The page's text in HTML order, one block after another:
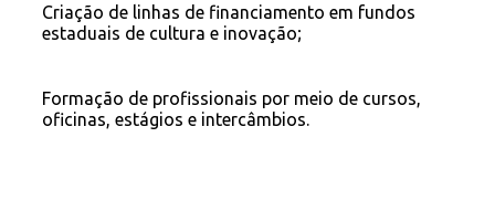
Criação de linhas de financiamento em fundos
estaduais de cultura e inovação;
Formação de profissionais por meio de cursos,
oficinas, estágios e intercâmbios.